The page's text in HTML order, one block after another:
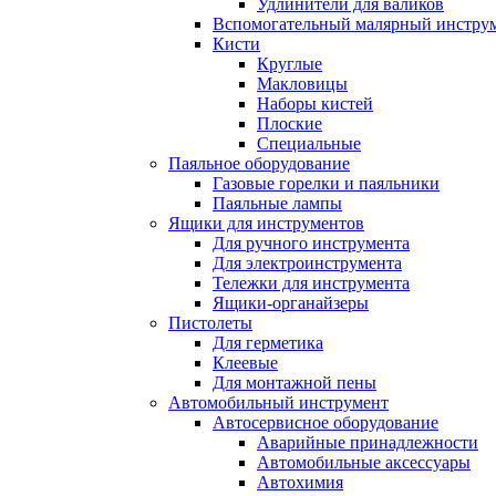
Удлинители для валиков
Вспомогательный малярный
Кисти
Круглые
Макловицы
Наборы кистей
Плоские
Специальные
Паяльное оборудование
Газовые горелки и паяльники
Паяльные лампы
Ящики для инструментов
Для ручного инструмента
Для электроинструмента
Тележки для инструмента
Ящики-органайзеры
Пистолеты
Для герметика
Клеевые
Для монтажной пены
Автомобильный инструмент
Автосервисное оборудование
Аварийные принадлежности
Автомобильные аксессуары
Автохимия